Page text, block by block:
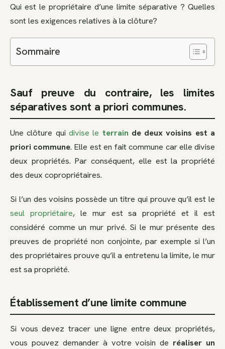
Qui est le propriétaire d’une limite séparative ? Quelles
sont les exigences relatives à la clôture?
Sommaire
Sauf preuve du contraire, les limites
séparatives sont a priori communes.
Une clôture qui divise le terrain de deux voisins est a
priori commune. Elle est en fait commune car elle divise
deux propriétés. Par conséquent, elle est la propriété
des deux copropriétaires.
Si l’un des voisins possède un titre qui prouve qu’il est le
seul propriétaire, le mur est sa propriété et il est
considéré comme un mur privé. Si le mur présente des
preuves de propriété non conjointe, par exemple si l’un
des propriétaires prouve qu’il a entretenu la limite, le mur
est sa propriété.
Établissement d’une limite commune
Si vous devez tracer une ligne entre deux propriétés,
vous pouvez demander à votre voisin de réaliser un